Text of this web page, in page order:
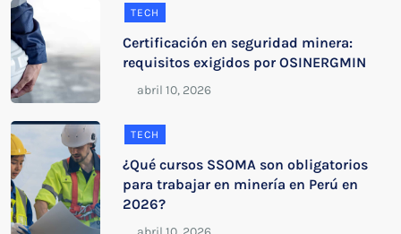
TECH
Certificación en seguridad minera:
requisitos exigidos por OSINERGMIN
TECH
¿Qué cursos SSOMA son obligatorios
para trabajar en minería en Perú en
2026?